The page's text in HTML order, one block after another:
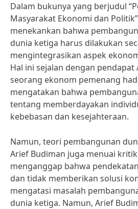
Dalam bukunya yang berjudul
Masyarakat Ekonomi dan
menekankan bahwa
dunia ketiga harus dilakukan
mengintegrasikan aspek
Hal ini sejalan dengan pendapat
seorang ekonom pemenang
mengatakan bahwa
tentang memberdayakan
kebebasan dan kesejahteraan.
Namun, teori pembangunan
Arief Budiman juga menuai
menganggap bahwa
dan tidak memberikan solusi
mengatasi masalah
dunia ketiga. Namun, Arief